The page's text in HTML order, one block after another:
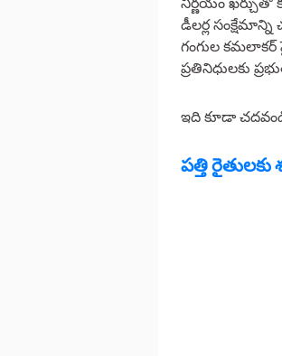
డీలర్ల
గంగుల
ప్రతినిధులకు
ఇది కూడా
పత్తి రైతులకు